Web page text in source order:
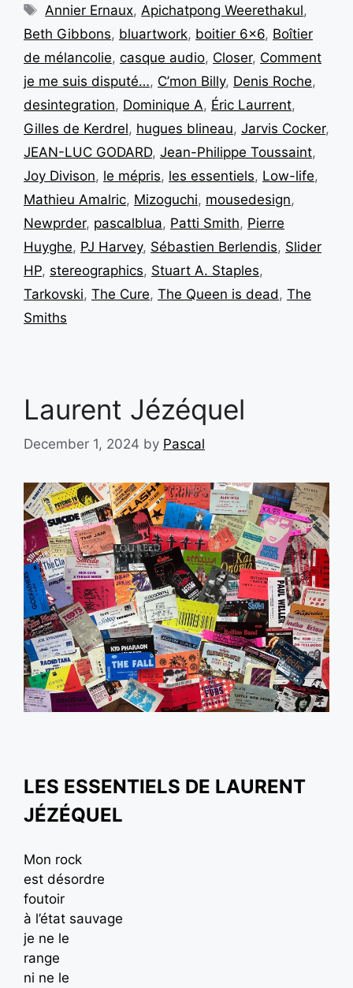
Annier Ernaux, Apichatpong Weerethakul,
Beth Gibbons, bluartwork, boitier 6x6, Boîtier
de mélancolie, casque audio, Closer, Comment
je me suis disputé…, C’mon Billy, Denis Roche,
desintegration, Dominique A, Éric Laurrent,
Gilles de Kerdrel, hugues blineau, Jarvis Cocker,
JEAN-LUC GODARD, Jean-Philippe Toussaint,
Joy Divison, le mépris, les essentiels, Low-life,
Mathieu Amalric, Mizoguchi, mousedesign,
Newprder, pascalblua, Patti Smith, Pierre
Huyghe, PJ Harvey, Sébastien Berlendis, Slider
HP, stereographics, Stuart A. Staples,
Tarkovski, The Cure, The Queen is dead , The
Smiths
Laurent Jézéquel
December 1, 2024 by Pascal
LES ESSENTIELS DE LAURENT
JÉZÉQUEL
Mon rock
est désordre
foutoir
à l’état sauvage
je ne le
range
ni ne le